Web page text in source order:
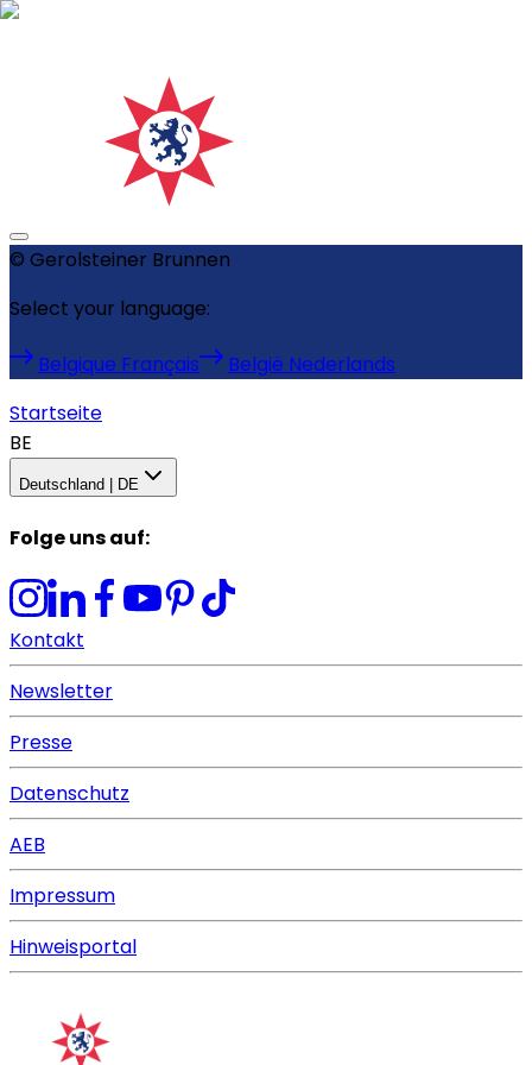
© Gerolsteiner Brunnen
Select your language:
Belgique Français
België Nederlands
Startseite
BE
Deutschland | DE
Folge uns auf:
Kontakt
Newsletter
Presse
Datenschutz
AEB
Impressum
Hinweisportal